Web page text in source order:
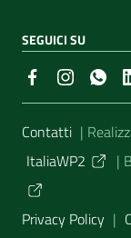
SEGUICI SU
Sezione
Contatti |
ItaliaWP2
|
Privacy Policy |